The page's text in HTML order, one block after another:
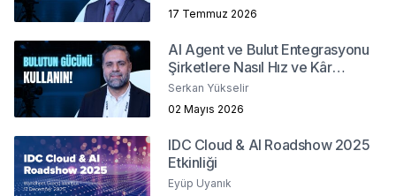
17 Temmuz 2026
AI Agent ve Bulut Entegrasyonu
Şirketlere Nasıl Hız ve Kâr
Sağlar?
Serkan Yükselir
02 Mayıs 2026
IDC Cloud & AI Roadshow 2025
Etkinliği
Eyüp Uyanık